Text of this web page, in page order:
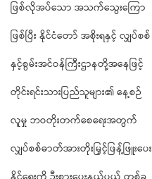
ဖြစ်လိုအပ်သော အသက်သွေးကြော
ဖြစ်ပြီး နိုင်ငံတော် အစိုးရနှင့် လျှပ်စစ်
နှင့်စွမ်းအင်ဝန်ကြီးဌာနတို့အနေဖြင့်
တိုင်းရင်းသားပြည်သူများ၏ နေ့စဉ်
လူမှု ဘဝတိုးတက်စေရေးအတွက်
လျှပ်စစ်ဓာတ်အားတိုးမြှင့်ဖြန့်ဖြူးပေး